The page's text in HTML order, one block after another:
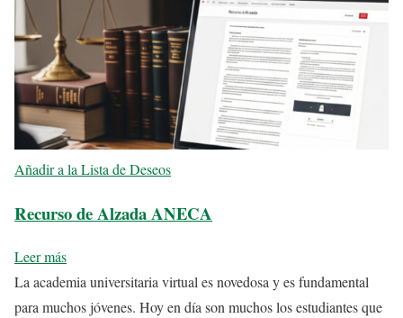
Añadir a la Lista de Deseos
Recurso de Alzada ANECA
Leer más
La academia universitaria virtual es novedosa y es fundamental
para muchos jóvenes. Hoy en día son muchos los estudiantes que